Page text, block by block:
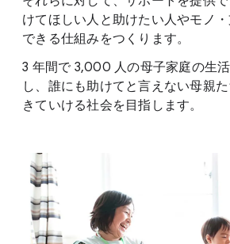
けてほしい人と助けたい人やモノ
できる仕組みをつくります。
3 年間で 3,000 人の母子家庭の生
し、誰にも助けてと言えない母親
きていける社会を目指します。